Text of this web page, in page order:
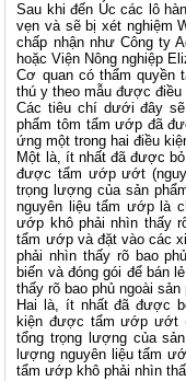
Sau khi đến Úc các lô
vẹn và sẽ bị xét nghiệm
chấp nhận như Công ty
hoặc Viện Nông nghiệp
Cơ quan có thẩm quyền
thú y theo mẫu được
Các tiêu chí dưới đây
phẩm tôm tẩm ướp đã
ứng một trong hai điều
Một là, ít nhất đã được
được tẩm ướp ướt
trọng lượng của sản
nguyên liệu tẩm ướp là
ướp khô phải nhìn thấy
tẩm ướp và đặt vào các
phải nhìn thấy rõ bao
biến và đóng gói để bán
thấy rõ bao phủ ngoài sản
Hai là, ít nhất đã được
kiện được tẩm ướp ướt
tổng trọng lượng của
lượng nguyên liệu tẩm
tẩm ướp khô phải nhìn